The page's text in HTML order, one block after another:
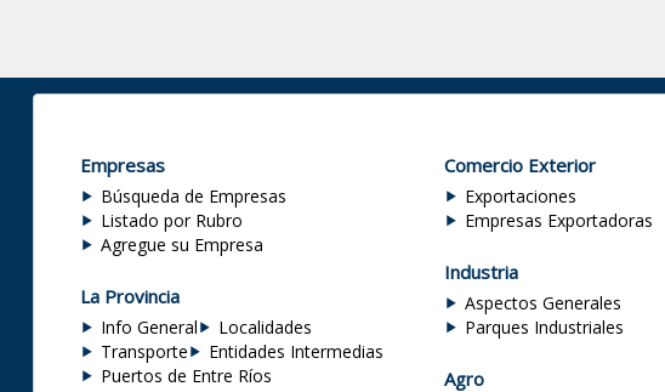
Empresas
Búsqueda de Empresas
Listado por Rubro
Agregue su Empresa
La Provincia
Info General
Localidades
Transporte
Entidades Intermedias
Puertos de Entre Ríos
Comercio Exterior
Exportaciones
Empresas Exportadoras
Industria
Aspectos Generales
Parques Industriales
Agro